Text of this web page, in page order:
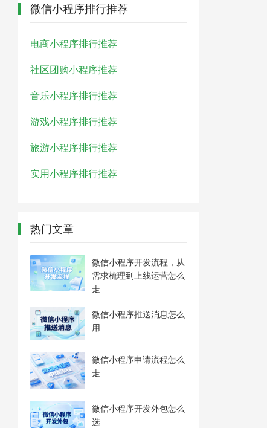
微信小程序排行推荐
电商小程序排行推荐
社区团购小程序推荐
音乐小程序排行推荐
游戏小程序排行推荐
旅游小程序排行推荐
实用小程序排行推荐
热门文章
微信小程序开发流程，从
需求梳理到上线运营怎么
走
微信小程序推送消息怎么
用
微信小程序申请流程怎么
走
微信小程序开发外包怎么
选